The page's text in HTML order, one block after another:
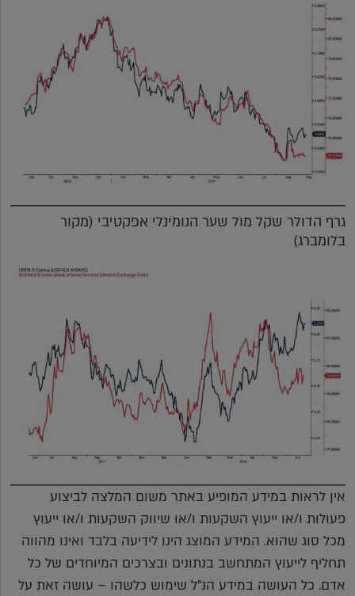
גרף הדולר שקל מול שער הנומינלי אפקטיבי (מקור
בלומברג)
אין לראות במידע המופיע באתר משום המלצה לביצוע
פעולות ו/או ייעוץ השקעות ו/או שיווק השקעות ו/או ייעוץ
מכל סוג שהוא. המידע המוצג הינו לידיעה בלבד ואינו מהווה
תחליף לייעוץ המתחשב בנתונים ובצרכים המיוחדים של כל
אדם. כל העושה במידע הנ"ל שימוש כלשהו – עושה זאת על